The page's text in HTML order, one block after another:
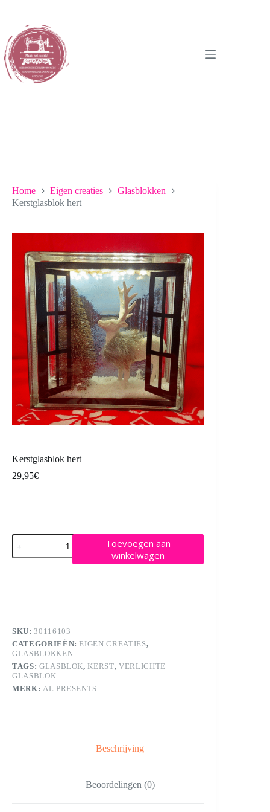
inhoud
Home Eigen creaties
Glasblokken
Kerstglasblok hert
Kerstglasblok hert
29,95€
Kerstglasblok
hert
aantal
Toevoegen aan
winkelwagen
SKU:30116103
CATEGORIEËN:EIGEN CREATIES,
GLASBLOKKEN
TAGS: GLASBLOK,KERST, VERLICHTE
GLASBLOK
MERK: AL PRESENTS
Beschrijving
Beoordelingen (0)